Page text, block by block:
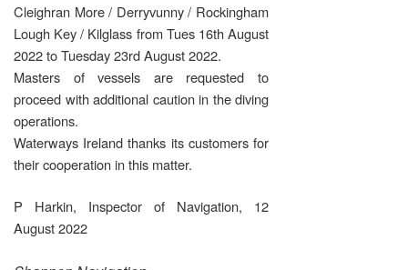
Cleighran More / Derryvunny / Rockingham
Lough Key / Kilglass fromTues 16th August
2022 to Tuesday 23rd August 2022.
Masters of vessels are requested to
proceed with additional caution in the diving
operations.
Waterways Ireland thanks its customers for
their cooperation in this matter.
P Harkin, Inspector of Navigation, 12
August 2022